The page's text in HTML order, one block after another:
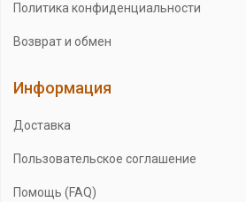
Политика конфиденциальности
Возврат и обмен
Информация
Доставка
Пользовательское соглашение
Помощь (FAQ)